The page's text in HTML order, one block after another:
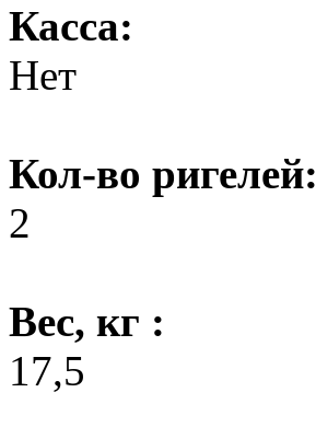
Касса:
Нет
Кол-во ригелей:
2
Вес, кг :
17,5